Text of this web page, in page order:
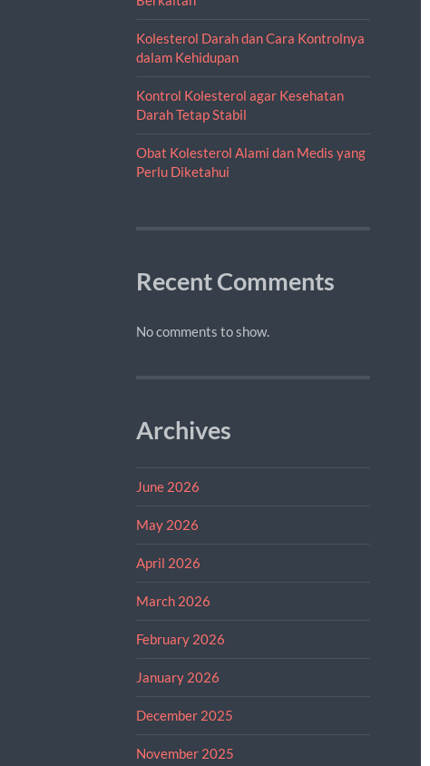
Kolesterol Darah dan Cara Kontrolnya
dalam Kehidupan
Kontrol Kolesterol agar Kesehatan
Darah Tetap Stabil
Obat Kolesterol Alami dan Medis yang
Perlu Diketahui
Recent Comments
No comments to show.
Archives
June 2026
May 2026
April 2026
March 2026
February 2026
January 2026
December 2025
November 2025